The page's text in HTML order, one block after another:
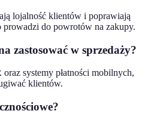
lojalność klientów i poprawiają
prowadzi do powrotów na zakupy.
zastosować w sprzedaży?
systemy płatności mobilnych,
klientów.